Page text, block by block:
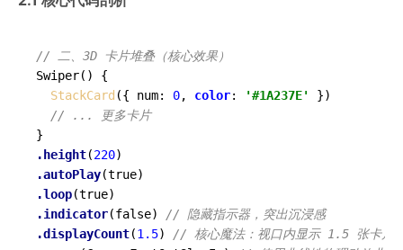
// 二、3D 卡片堆叠（核心效果）
Swiper()
{
StackCard ({ num: 0, color: '#1A237E'
})
// ... 更多卡片
.height(220
.autoPlay
.loop
.indicator(false) // 隐藏指示器，突出沉浸感
.displayCount(1.5) // 核心魔法：视口内显示 1.5 张卡片